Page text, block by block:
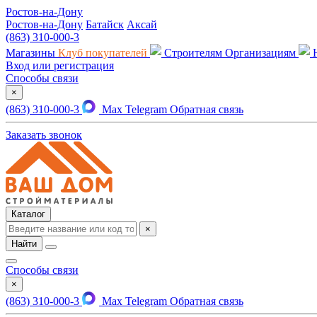
Ростов-на-Дону
Ростов-на-Дону Батайск Аксай
(863) 310-000-3
Магазины Клуб покупателей Строителям Организациям
Вход или регистрация
Способы связи
×
(863) 310-000-3 Max Telegram Обратная связь
Заказать звонок
Каталог
×
Найти
Способы связи
×
(863) 310-000-3 Max Telegram Обратная связь